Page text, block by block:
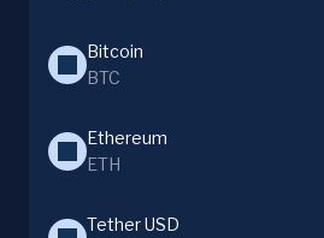
Bitcoin
BTC
Ethereum
ETH
Tether USD